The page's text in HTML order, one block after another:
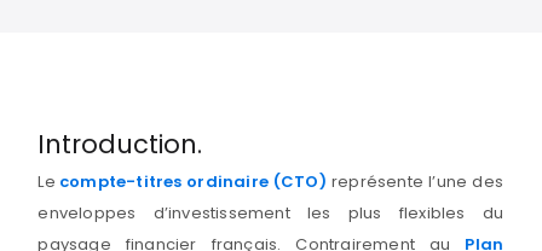
Introduction.
Le compte-titres ordinaire (CTO) représente l’une des
enveloppes d’investissement les plus flexibles du
paysage financier français. Contrairement au Plan